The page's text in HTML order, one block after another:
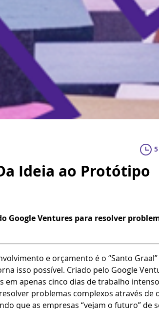
Ideia ao Protótipo
Google Ventures para resolver
e orçamento é o “Santo Graal”
isso possível. Criado pelo Google
em apenas cinco dias de trabalho
problemas complexos através de
que as empresas “vejam o futuro” de